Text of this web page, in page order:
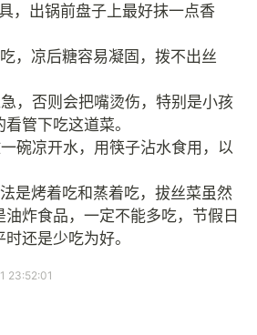
，出锅前盘子上最好抹一点香
，凉后糖容易凝固，拨不出丝
，否则会把嘴烫伤，特别是小孩
管下吃这道菜。
碗凉开水，用筷子沾水食用，以
是烤着吃和蒸着吃，拔丝菜虽然
炸食品，一定不能多吃，节假日
还是少吃为好。
23:52:01